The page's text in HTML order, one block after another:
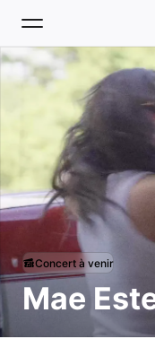
Rechercher
Accueil
Nouveautés
Radio
Mae
Concert à venir